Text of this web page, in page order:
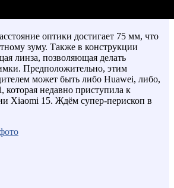
оптики достигает 75 мм, что
зуму. Также в конструкции
линза, позволяющая делать
Предположительно, этим
может быть либо Huawei, либо,
которая недавно приступила к
Xiaomi 15. Ждём супер-перископ в